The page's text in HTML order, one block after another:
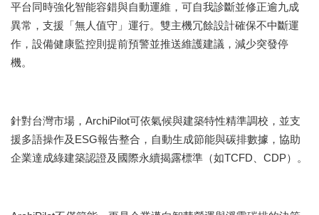
平台同時強化智能容錯與自動運維，可自我診斷並修正逾九成
異常，支援「無人值守」運行。雙主機冗餘設計確保不中斷運
作，設備健康監控則提前預警並推送維護建議，減少突發停
機。
針對台灣市場，ArchiPilot可依氣候與建築特性精準調校，並支
援多語操作及ESG報告整合，自動生成節能與碳排數據，協助
企業達成綠建築認證及國際永續揭露標準（如TCFD、CDP）。